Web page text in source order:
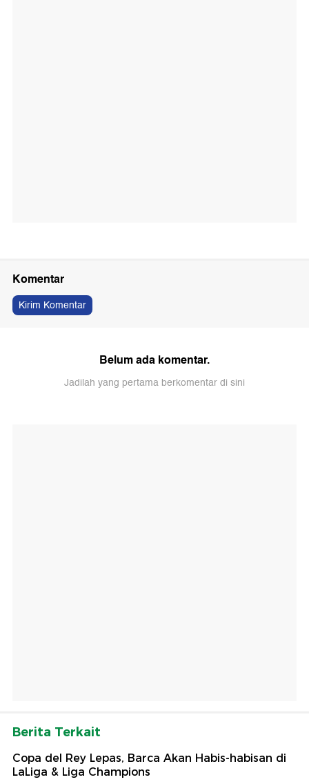
Komentar
Kirim Komentar
Belum ada komentar.
Jadilah yang pertama berkomentar di sini
Berita Terkait
Copa del Rey Lepas, Barca Akan Habis-habisan di
LaLiga & Liga Champions